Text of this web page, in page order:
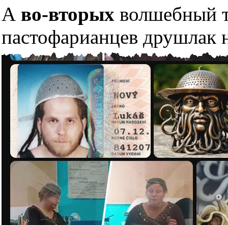
А во-вторых волшебный
пастофарианцев друшлак